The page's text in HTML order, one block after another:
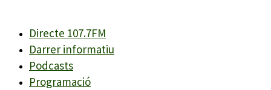
Directe 107.7FM
Darrer informatiu
Podcasts
Programació